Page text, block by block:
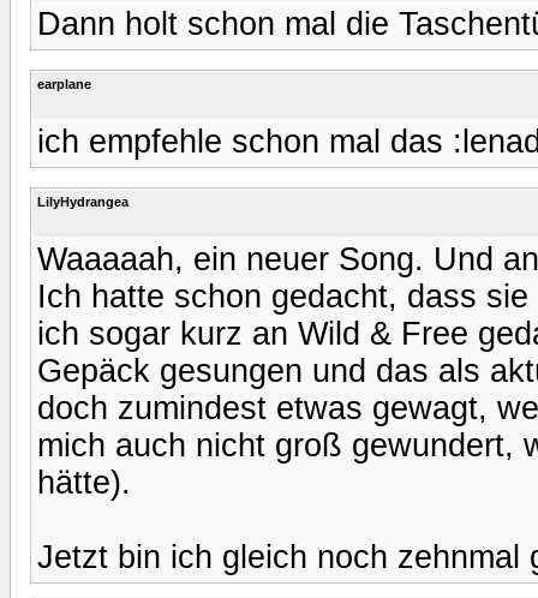
Dann holt schon mal die
earplane
ich empfehle schon mal das
LilyHydrangea
Waaaaah, ein neuer Song. Und
Ich hatte schon gedacht, dass
ich sogar kurz an Wild & Free
Gepäck gesungen und das als
doch zumindest etwas gewagt,
mich auch nicht groß gewundert,
hätte).
Jetzt bin ich gleich noch zehnmal